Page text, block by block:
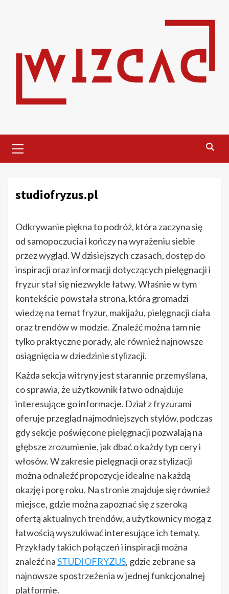
Menu
studiofryzus.pl
Odkrywanie piękna to podróż, która zaczyna się
od samopoczucia i kończy na wyrażeniu siebie
przez wygląd. W dzisiejszych czasach, dostęp do
inspiracji oraz informacji dotyczących pielęgnacji i
fryzur stał się niezwykle łatwy. Właśnie w tym
kontekście powstała strona, która gromadzi
wiedzę na temat fryzur, makijażu, pielęgnacji ciała
oraz trendów w modzie. Znaleźć można tam nie
tylko praktyczne porady, ale również najnowsze
osiągnięcia w dziedzinie stylizacji.
Każda sekcja witryny jest starannie przemyślana,
co sprawia, że użytkownik łatwo odnajduje
interesujące go informacje. Dział z fryzurami
oferuje przegląd najmodniejszych stylów, podczas
gdy sekcje poświęcone pielęgnacji pozwalają na
głębsze zrozumienie, jak dbać o każdy typ cery i
włosów. W zakresie pielęgnacji oraz stylizacji
można odnaleźć propozycje idealne na każdą
okazję i porę roku. Na stronie znajduje się również
miejsce, gdzie można zapoznać się z szeroką
ofertą aktualnych trendów, a użytkownicy mogą z
łatwością wyszukiwać interesujące ich tematy.
Przykłady takich połączeń i inspiracji można
znaleźć naSTUDIOFRYZUS, gdzie zebrane są
najnowsze spostrzeżenia w jednej funkcjonalnej
platformie.